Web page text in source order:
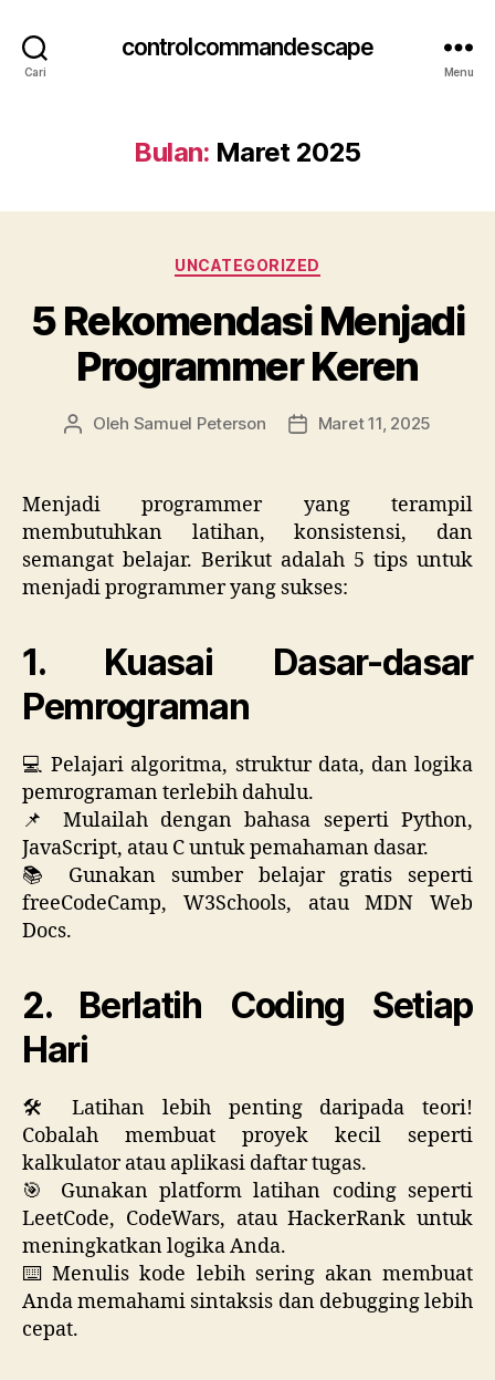
Cari
controlcommandescape
Menu
Bulan: Maret 2025
Kategori
UNCATEGORIZED
5 Rekomendasi Menjadi
Programmer Keren
Penulis
Oleh Samuel Peterson
Tanggal
Maret 11, 2025
Menjadi programmer yang terampil
membutuhkan latihan, konsistensi, dan
semangat belajar. Berikut adalah 5 tips untuk
menjadi programmer yang sukses:
1. Kuasai Dasar-dasar
Pemrograman
💻 Pelajari algoritma, struktur data, dan logika
pemrograman terlebih dahulu.
📌 Mulailah dengan bahasa seperti Python,
JavaScript, atau C untuk pemahaman dasar.
📚 Gunakan sumber belajar gratis seperti
freeCodeCamp, W3Schools, atau MDN Web
Docs.
2. Berlatih Coding Setiap
Hari
🛠️ Latihan lebih penting daripada teori!
Cobalah membuat proyek kecil seperti
kalkulator atau aplikasi daftar tugas.
🎯 Gunakan platform latihan coding seperti
LeetCode, CodeWars, atau HackerRank untuk
meningkatkan logika Anda.
⌨️ Menulis kode lebih sering akan membuat
Anda memahami sintaksis dan debugging lebih
cepat.